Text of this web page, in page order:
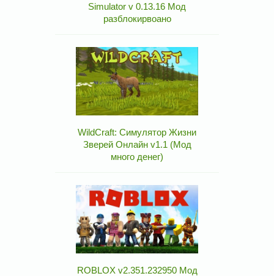
Simulator v 0.13.16 Мод
разблокирвоано
WildCraft: Симулятор Жизни
Зверей Онлайн v1.1 (Мод
много денег)
ROBLOX v2.351.232950 Мод